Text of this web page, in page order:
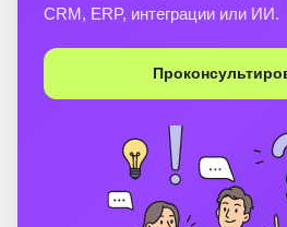
CRM, ERP, интеграции или ИИ.